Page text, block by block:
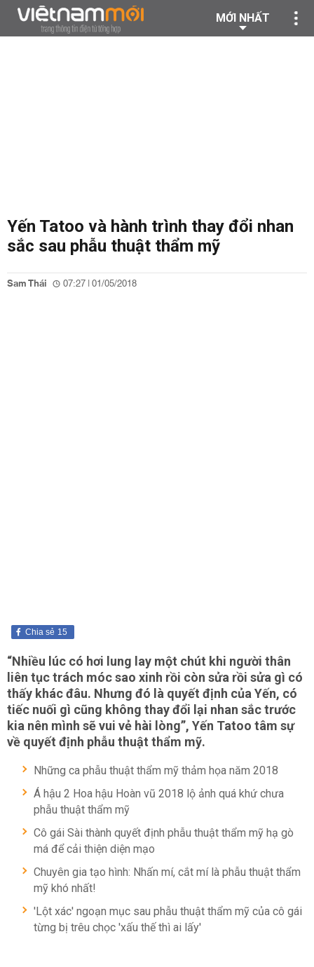
MỚI NHẤT
Yến Tatoo và hành trình thay đổi nhan
sắc sau phẫu thuật thẩm mỹ
Sam Thái 07:27 | 01/05/2018
15
Chia sẻ
“Nhiều lúc có hơi lung lay một chút khi người thân
liên tục trách móc sao xinh rồi còn sửa rồi sửa gì có
thấy khác đâu. Nhưng đó là quyết định của Yến, có
tiếc nuối gì cũng không thay đổi lại nhan sắc trước
kia nên mình sẽ vui vẻ hài lòng”, Yến Tatoo tâm sự
về quyết định phẫu thuật thẩm mỹ.
Những ca phẫu thuật thẩm mỹ thảm họa năm 2018
Á hậu 2 Hoa hậu Hoàn vũ 2018 lộ ảnh quá khứ chưa
phẫu thuật thẩm mỹ
Cô gái Sài thành quyết định phẫu thuật thẩm mỹ hạ gò
má để cải thiện diện mạo
Chuyên gia tạo hình: Nhấn mí, cắt mí là phẫu thuật thẩm
mỹ khó nhất!
'Lột xác' ngoạn mục sau phẫu thuật thẩm mỹ của cô gái
từng bị trêu chọc 'xấu thế thì ai lấy'